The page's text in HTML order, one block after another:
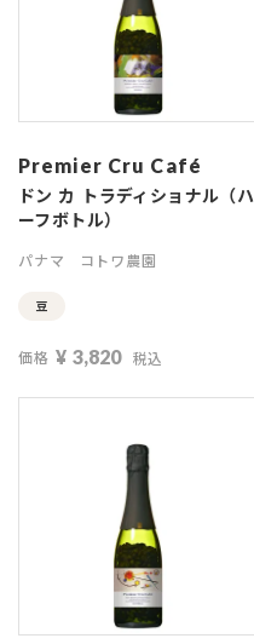
Premier Cru Café
ドン カ トラディショナル（ハ
ーフボトル）
パナマ コトワ農園
豆
価格 ¥ 3,820 税込